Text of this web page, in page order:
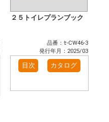
２５トイレプランブック
品番：ｾ-CW46-3
発行年月：2025/03
目次 カタログ